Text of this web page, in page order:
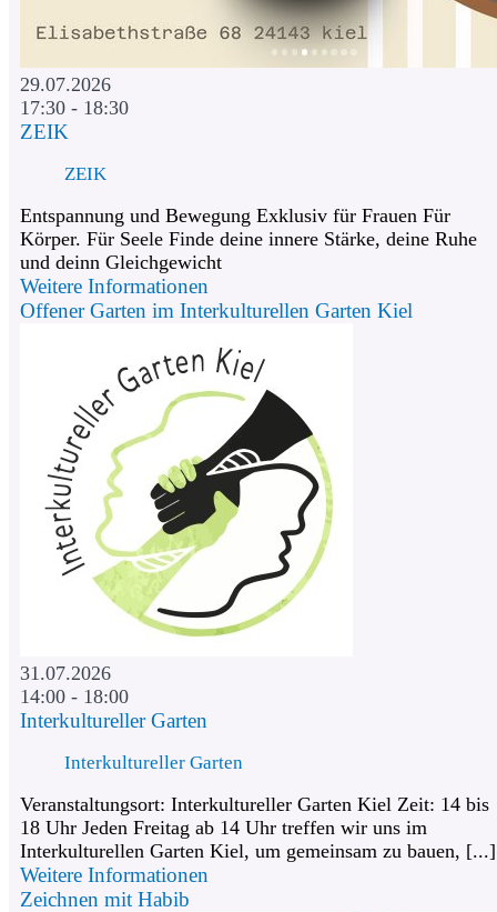
29.07.2026
17:30 - 18:30
ZEIK
ZEIK
Entspannung und Bewegung Exklusiv für Frauen Für
Körper. Für Seele Finde deine innere Stärke, deine Ruhe
und deinn Gleichgewicht
Weitere Informationen
Offener Garten im Interkulturellen Garten Kiel
31.07.2026
14:00 - 18:00
Interkultureller Garten
Interkultureller Garten
Veranstaltungsort: Interkultureller Garten Kiel Zeit: 14 bis
18 Uhr Jeden Freitag ab 14 Uhr treffen wir uns im
Interkulturellen Garten Kiel, um gemeinsam zu bauen, [...]
Weitere Informationen
Zeichnen mit Habib